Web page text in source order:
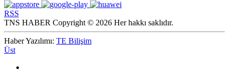
RSS
TNS HABER Copyright © 2026 Her hakkı saklıdır.
Haber Yazılımı: TE Bilişim
Üst